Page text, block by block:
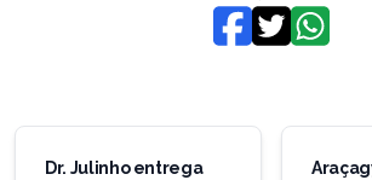
Navegação
Dr. Julinho entrega